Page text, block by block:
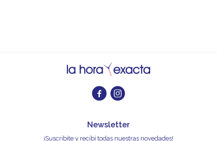
 
Newsletter
¡Suscribite y recibí todas nuestras novedades!